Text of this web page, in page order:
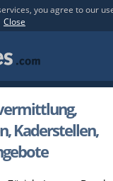
you agree to our
Close
Kaderstellen,